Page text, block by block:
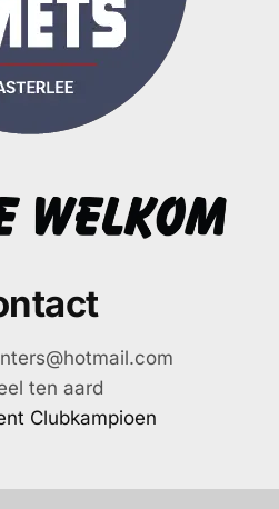
ten aard
Clubkampioen